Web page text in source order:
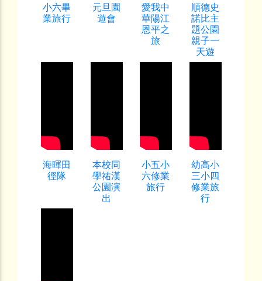
小六畢
業旅行
元旦園
遊會
愛我中
華陽江
恩平之
旅
順德史
諾比主
題公園
親子一
天遊
海暉田
徑隊
本校同
學祐漢
公園演
出
小五小
六修業
旅行
幼高小
三小四
修業旅
行